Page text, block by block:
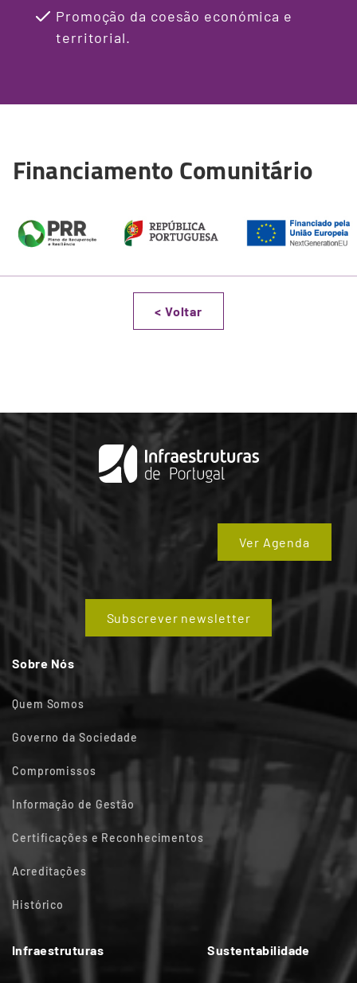
Promoção da coesão económica e
territorial.
Financiamento Comunitário
< Voltar
Ver Agenda
Subscrever newsletter
Sobre Nós
Quem Somos
Governo da Sociedade
Compromissos
Informação de Gestão
Certificações e Reconhecimentos
Acreditações
Histórico
Infraestruturas Sustentabilidade